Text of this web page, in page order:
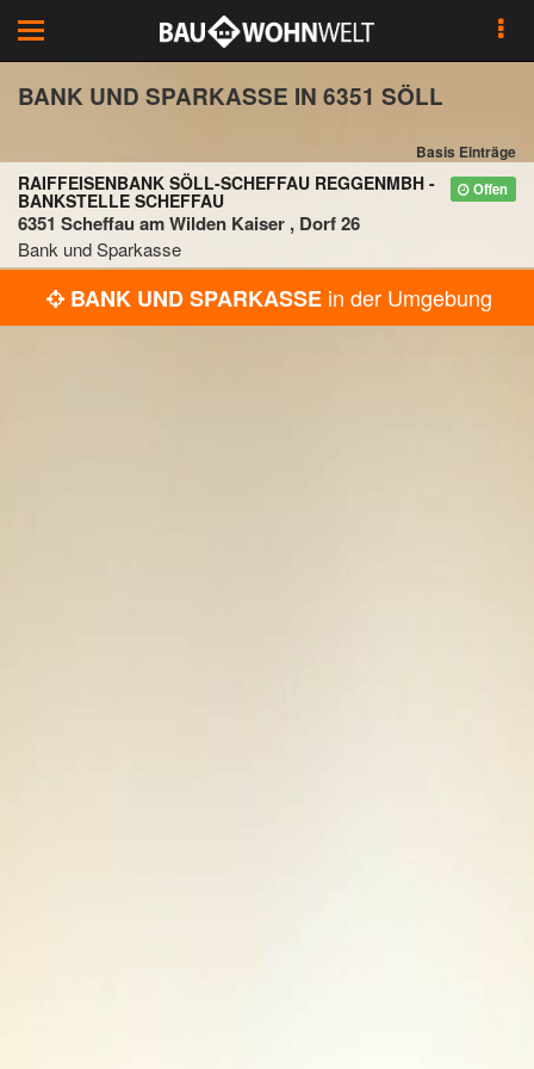
Toggle
navigation
BANK UND SPARKASSE IN 6351 SÖLL
Basis Einträge
Offen
RAIFFEISENBANK SÖLL-SCHEFFAU REGGENMBH -
BANKSTELLE SCHEFFAU
6351 Scheffau am Wilden Kaiser , Dorf 26
Bank und Sparkasse
BANK UND SPARKASSE in der Umgebung